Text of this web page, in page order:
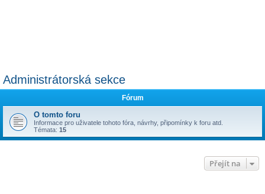
Administrátorská sekce
Fórum
O tomto foru
Informace pro uživatele tohoto fóra, návrhy, připomínky k foru atd.
Témata: 15
Přejít na